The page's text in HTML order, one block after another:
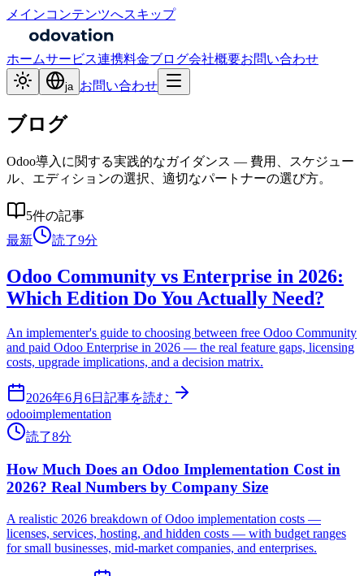
メインコンテンツへスキップ
ホームサービス連携料金ブログ会社概要お問い合わせ
ja お問い合わせ
ブログ
Odoo導入に関する実践的なガイダンス — 費用、スケジュー
ル、エディションの選択、適切なパートナーの選び方。
5件の記事
最新
読了9分
Odoo Community vs Enterprise in 2026:
Which Edition Do You Actually Need?
An implementer's guide to choosing between free Odoo Community
and paid Odoo Enterprise in 2026 — the real feature gaps, licensing
costs, upgrade implications, and a decision matrix.
2026年6月6日 記事を読む
odooimplementation
読了8分
How Much Does an Odoo Implementation Cost in
2026? Real Numbers by Company Size
A realistic 2026 breakdown of Odoo implementation costs —
licenses, services, hosting, and hidden costs — with budget ranges
for small businesses, mid-market companies, and enterprises.